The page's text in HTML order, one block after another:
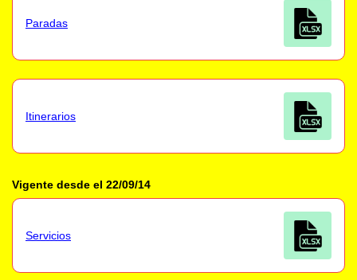
Paradas
Itinerarios
Vigente desde el 22/09/14
Servicios